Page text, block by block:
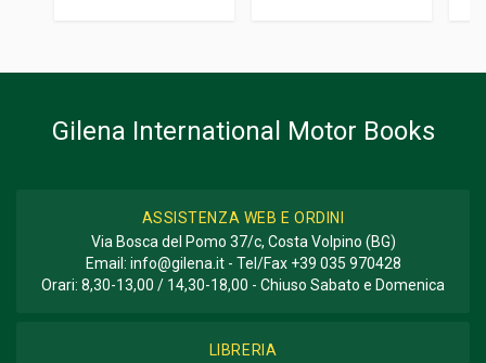
Gilena International Motor Books
ASSISTENZA WEB E ORDINI
Via Bosca del Pomo 37/c, Costa Volpino (BG)
Email: info@gilena.it- Tel/Fax +39 035 970428
Orari: 8,30-13,00 / 14,30-18,00 - Chiuso Sabato e Domenica
LIBRERIA